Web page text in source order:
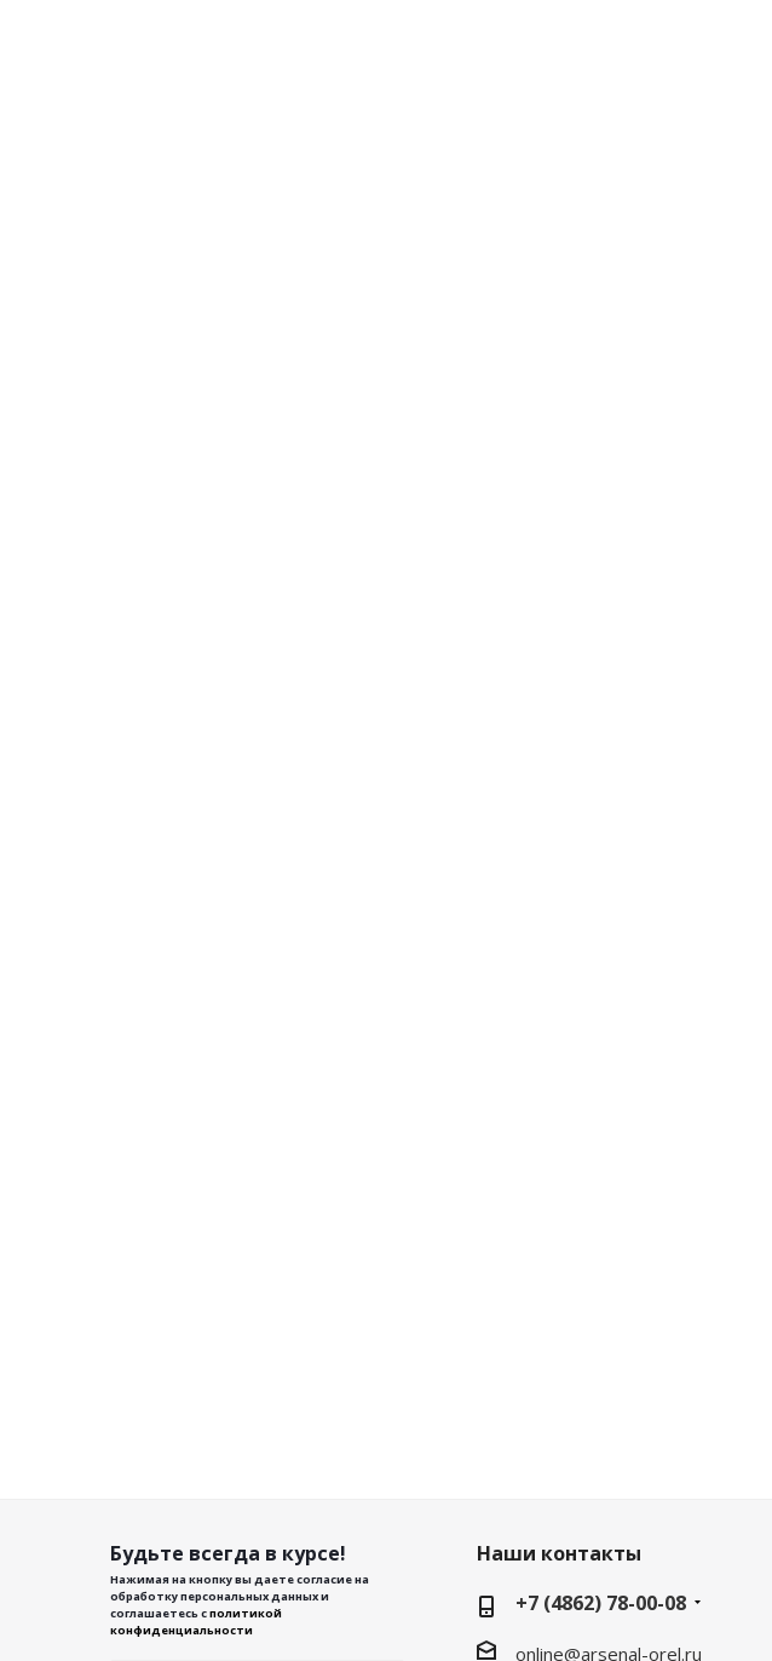
Будьте всегда в курсе!
Нажимая на кнопку вы даете согласие на
обработку персональных данных и
соглашаетесь сполитикой
конфиденциальности
Наши контакты
+7 (4862) 78-00-08
online@arsenal-orel.ru